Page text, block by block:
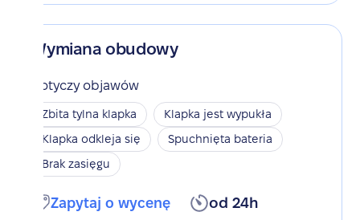
Wymiana obudowy
Dotyczy objawów
Zbita tylna klapka
Klapka jest wypukła
Klapka odkleja się
Spuchnięta bateria
Brak zasięgu
Zapytaj o wycenę od 24h